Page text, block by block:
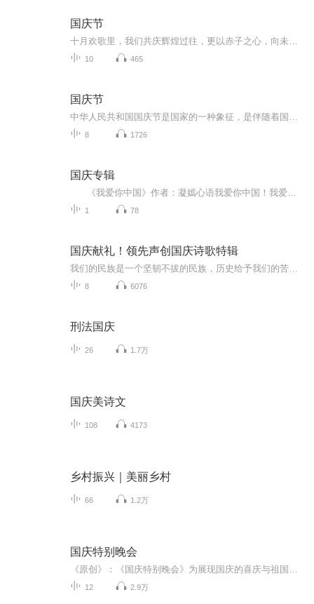
国庆节
10 465
国庆节
8 1726
国庆专辑
1 78
国庆献礼！领先声创国庆诗歌特辑
8 6076
刑法国庆
26 1.7万
国庆美诗文
108 4173
乡村振兴｜美丽乡村
66 1.2万
国庆特别晚会
12 2.9万